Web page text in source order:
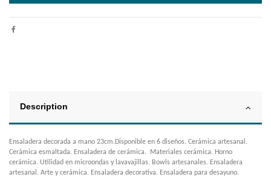
Description
Ensaladera decorada a mano 23cm.Disponible en 6 diseños. Cerámica artesanal.
Cerámica esmaltada. Ensaladera de cerámica. Materiales cerámica. Horno
cerámica. Utilidad en microondas y lavavajillas. Bowls artesanales. Ensaladera
artesanal. Arte y cerámica. Ensaladera decorativa. Ensaladera para desayuno.